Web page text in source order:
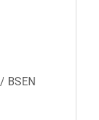
BSEN